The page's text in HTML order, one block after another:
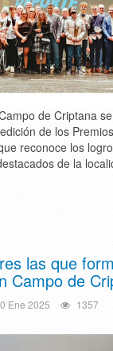
de Criptana
de los
reconoce los
de la
las que
Campo de
Ene 2025 1357